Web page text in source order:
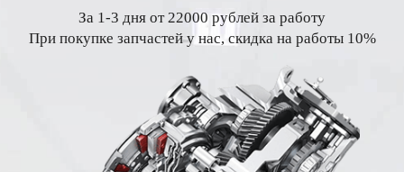
За 1-3 дня от 22000 рублей за работу
При покупке запчастей у нас, скидка на работы 10%